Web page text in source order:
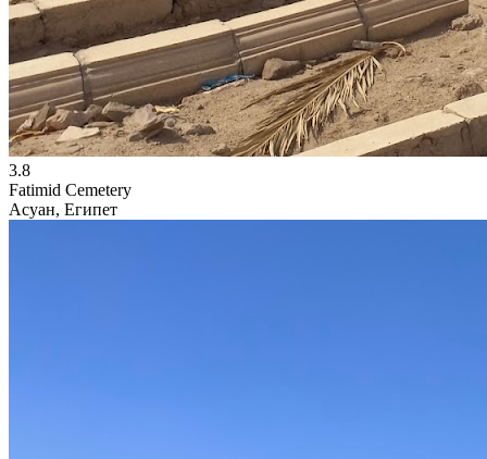
3.8
Fatimid Cemetery
Асуан, Египет